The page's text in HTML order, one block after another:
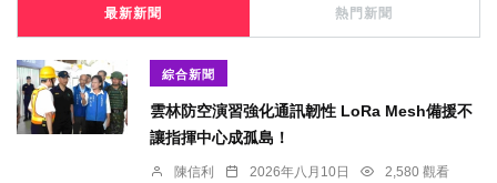
最新新聞 熱門新聞
綜合新聞
雲林防空演習強化通訊韌性 LoRa Mesh備援不
讓指揮中心成孤島！
陳信利 2026年八月10日
2,580 觀看